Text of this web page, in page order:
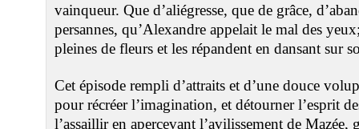
vainqueur. Que d’aliégresse, que de grâce,
persannes, qu’Alexandre appelait le mal des
pleines de fleurs et les répandent en dansant sur
Cet épisode rempli d’attraits et d’une douce
pour récréer l’imagination, et détourner l’esprit
l’assaillir en apercevant l’avilissement de